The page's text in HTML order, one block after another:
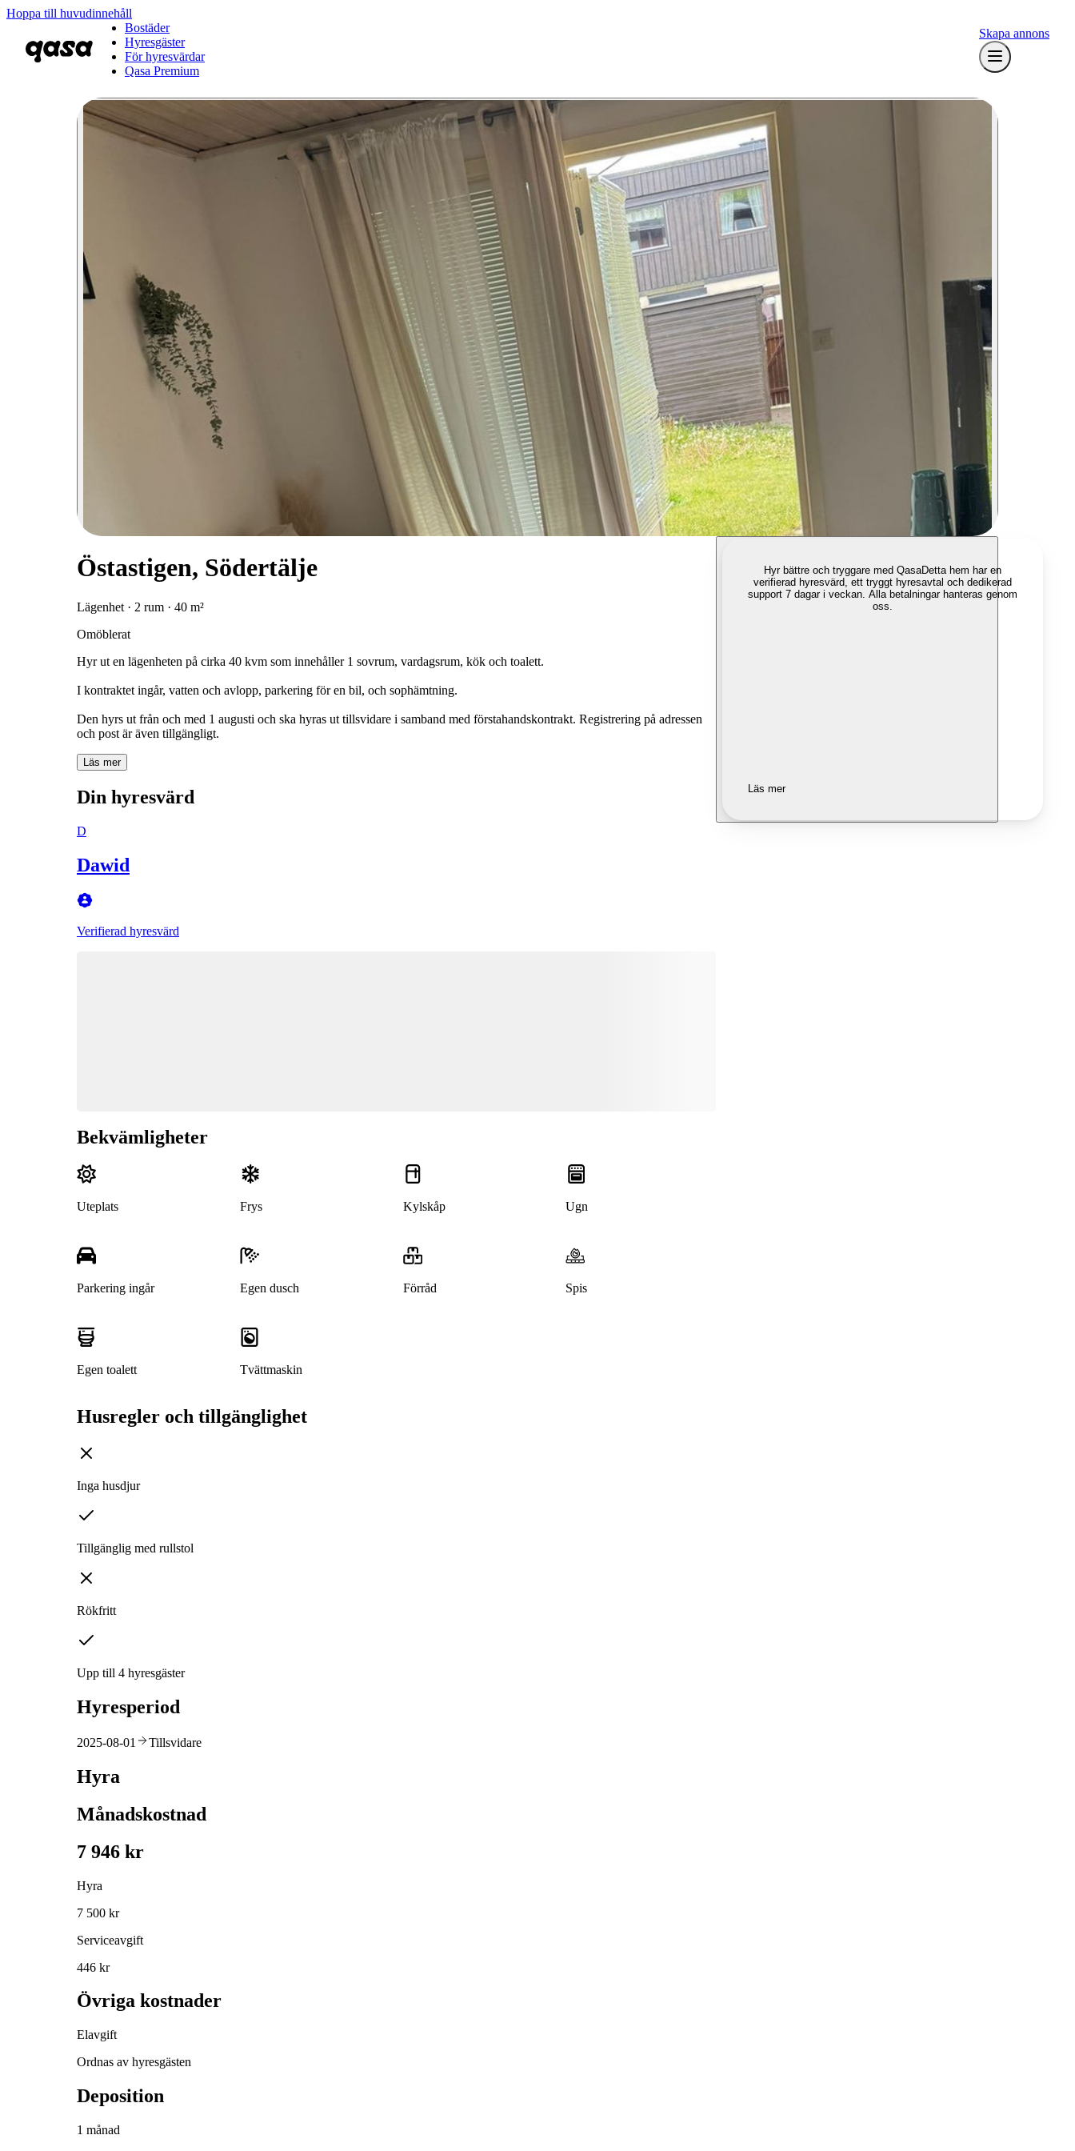
Hoppa till huvudinnehåll
Bostäder
Hyresgäster
För hyresvärdar
Qasa Premium
Skapa annons
Östastigen, Södertälje
Lägenhet · 2 rum · 40 m²
Omöblerat
Hyr ut en lägenheten på cirka 40 kvm som innehåller 1 sovrum, vardagsrum, kök och toalett.
I kontraktet ingår, vatten och avlopp, parkering för en bil, och sophämtning.
Den hyrs ut från och med 1 augusti och ska hyras ut tillsvidare i samband med förstahandskontrakt. Registrering på adressen
och post är även tillgängligt.
Läs mer
Din hyresvärd
D
Dawid
Verifierad hyresvärd
Bekvämligheter
Uteplats Frys Kylskåp Ugn
Parkering ingår Egen dusch Förråd Spis
Egen toalett Tvättmaskin
Husregler och tillgänglighet
Inga husdjur
Tillgänglig med rullstol
Rökfritt
Upp till 4 hyresgäster
Hyresperiod
2025-08-01 Tillsvidare
Hyra
Månadskostnad
7 946 kr
Hyra
7 500 kr
Serviceavgift
446 kr
Övriga kostnader
Elavgift
Ordnas av hyresgästen
Deposition
1 månad
Hyr bättre och tryggare med QasaDetta hem har en
verifierad hyresvärd, ett tryggt hyresavtal och dedikerad
support 7 dagar i veckan. Alla betalningar hanteras genom
oss.
Läs mer